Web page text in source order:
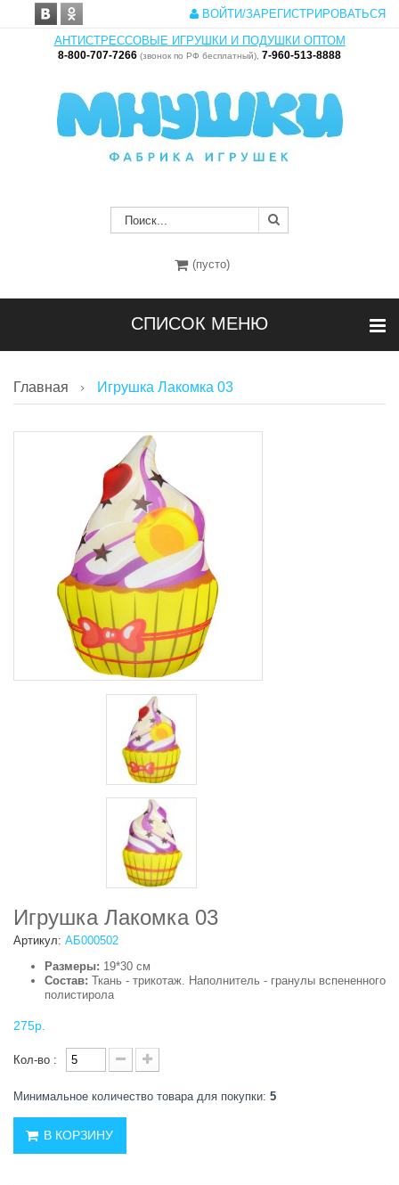
ВОЙТИ/ЗАРЕГИСТРИРОВАТЬСЯ
АНТИСТРЕССОВЫЕ ИГРУШКИ И ПОДУШКИ ОПТОМ
8-800-707-7266 (звонок по РФ бесплатный), 7-960-513-8888
(пусто)
СПИСОК МЕНЮ
Главная Игрушка Лакомка 03
Игрушка Лакомка 03
Артикул: АБ000502
Размеры: 19*30 см
Состав: Ткань - трикотаж. Наполнитель - гранулы вспененного
полистирола
275р.
Кол-во :
Минимальное количество товара для покупки: 5
В КОРЗИНУ